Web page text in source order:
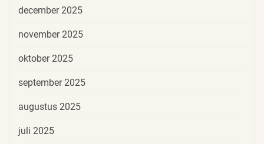
december 2025
november 2025
oktober 2025
september 2025
augustus 2025
juli 2025